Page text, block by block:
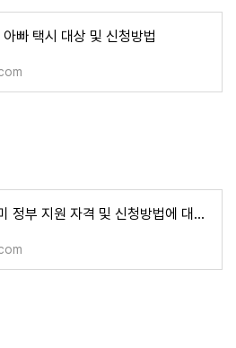
빠 택시 대상 및 신청방법
산후도우미 정부 지원 자격 및 신청방법에 대한 모든것!